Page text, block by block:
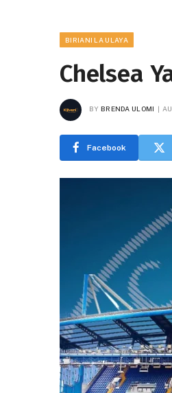
BIRIANI LA ULAYA
Chelsea
BY BRENDA ULOMI
Facebook